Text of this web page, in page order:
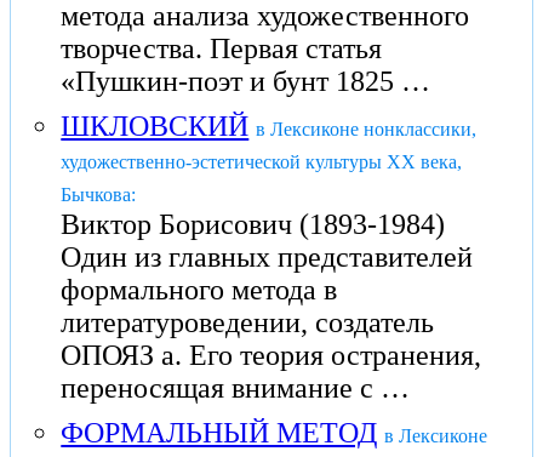
метода анализа художественного
творчества. Первая статья
«Пушкин-поэт и бунт 1825 …
ШКЛОВСКИЙ в Лексиконе нонклассики,
художественно-эстетической культуры XX века,
Бычкова:
Виктор Борисович (1893-1984)
Один из главных представителей
формального метода в
литературоведении, создатель
ОПОЯЗ а. Его теория остранения,
переносящая внимание с …
ФОРМАЛЬНЫЙ МЕТОД в Лексиконе